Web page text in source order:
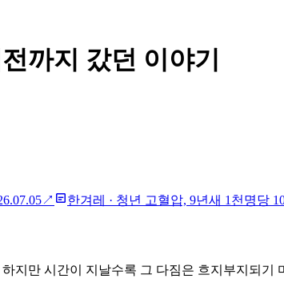
까지 갔던 이야기
↗ 한겨레 · 청년 고혈압, 9년새 1천명당
지만 시간이 지날수록 그 다짐은 흐지부지되기